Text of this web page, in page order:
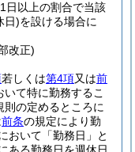
日以上の割合で当該
日)を設ける場合に
改正)
若しくは第4項又は前
て特に勤務するこ
則の定めるところに
前条の規定により勤
おいて「勤務日」と